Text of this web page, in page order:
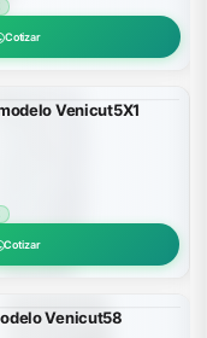
Cotizar
Venicut5X1
Cotizar
Venicut58